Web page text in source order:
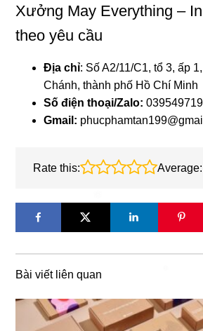
Xưởng May Everything –
theo yêu cầu
Địa chỉ: Số A2/11/C1, tổ 3, ấp
Chánh, thành phố Hồ Chí Minh
Số điện thoại/Zalo:
Gmail:
Rate this: Average:
Bài viết liên quan
❄